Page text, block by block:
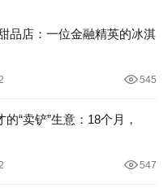
品店：一位金融精英的冰淇
545
“卖铲”生意：18个月，
547